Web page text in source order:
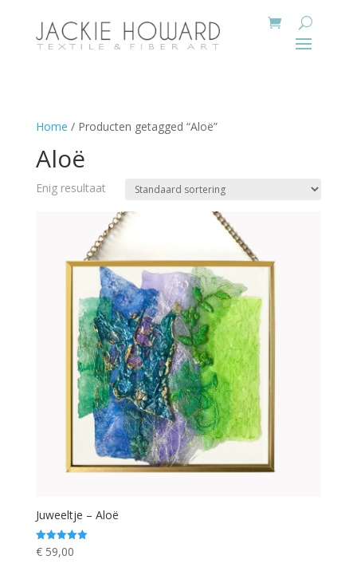
Home / Producten getagged “Aloë”
Aloë
Enig resultaat
Juweeltje – Aloë
Gewaardeerd
5.00
€59,00